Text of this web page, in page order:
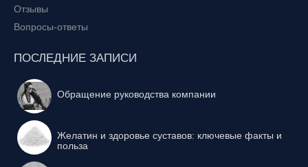
Отзывы
Вопросы-ответы
ПОСЛЕДНИЕ ЗАПИСИ
Обращение руководства компании
Желатин и здоровье суставов: ключевые факты и
польза